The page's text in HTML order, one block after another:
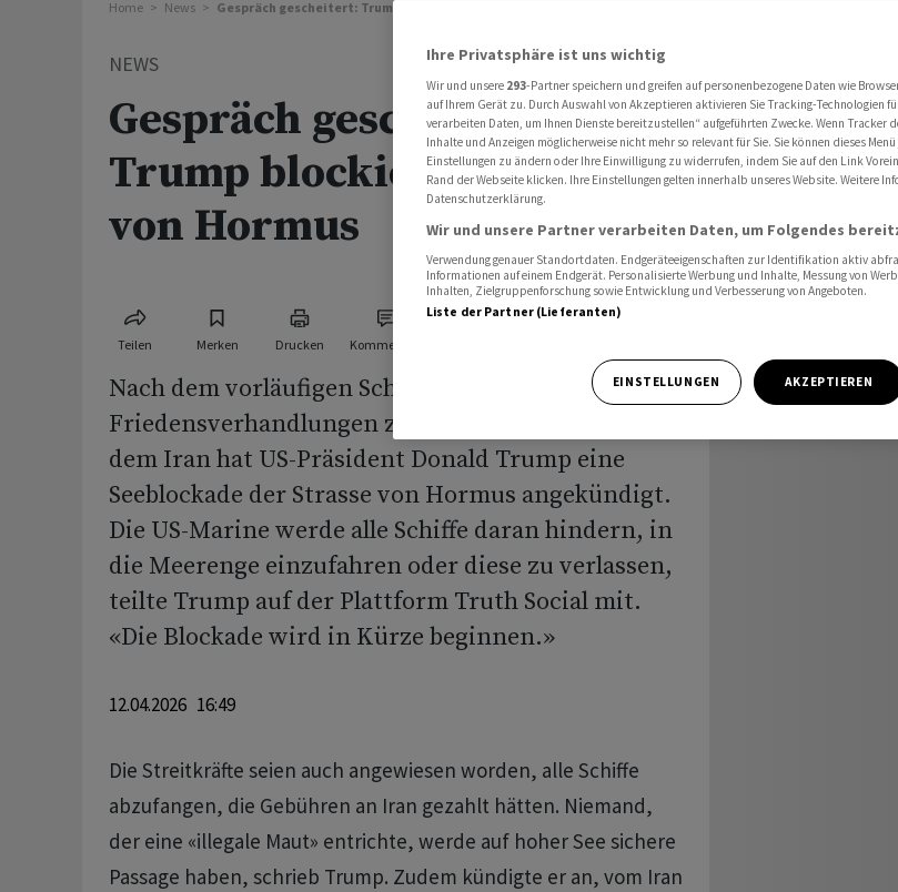
Home News Gespräch gescheitert: Trump blockiert Strasse von Hormus
NEWS
Gespräch gescheitert:
Trump blockiert Strasse
von Hormus
Teilen Merken Drucken Kommentare
Nach dem vorläufigen Scheitern der
Friedensverhandlungen zwischen den USA und
dem Iran hat US-Präsident Donald Trump eine
Seeblockade der Strasse von Hormus angekündigt.
Die US-Marine werde alle Schiffe daran hindern, in
die Meerenge einzufahren oder diese zu verlassen,
teilte Trump auf der Plattform Truth Social mit.
«Die Blockade wird in Kürze beginnen.»
12.04.2026 16:49
Die Streitkräfte seien auch angewiesen worden, alle Schiffe
abzufangen, die Gebühren an Iran gezahlt hätten. Niemand,
der eine «illegale Maut» entrichte, werde auf hoher See sichere
Passage haben, schrieb Trump. Zudem kündigte er an, vom Iran
Ihre Privatsphäre ist uns wichtig
Wir und unsere 293-Partner speichern und greifen auf personenbezogene Daten wie
auf Ihrem Gerät zu. Durch Auswahl von Akzeptieren aktivieren Sie Tracking-Technologien
verarbeiten Daten, um Ihnen Dienste bereitzustellen“ aufgeführten Zwecke. Wenn Tracker
Inhalte und Anzeigen möglicherweise nicht mehr so relevant für Sie. Sie können dieses
Einstellungen zu ändern oder Ihre Einwilligung zu widerrufen, indem Sie auf den Link
Rand der Webseite klicken. Ihre Einstellungen gelten innerhalb unseres Website. Weitere
Datenschutzerklärung.
Wir und unsere Partner verarbeiten Daten, um Folgendes
Verwendung genauer Standortdaten. Endgeräteeigenschaften zur Identifikation aktiv
Informationen auf einem Endgerät. Personalisierte Werbung und Inhalte, Messung von
Inhalten, Zielgruppenforschung sowie Entwicklung und Verbesserung von Angeboten.
Liste der Partner (Lieferanten)
EINSTELLUNGEN AKZEPTIEREN